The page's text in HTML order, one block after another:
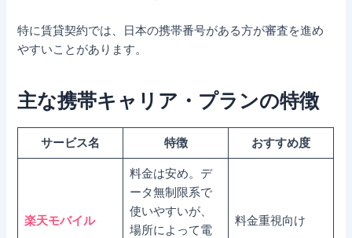
特に賃貸契約では、日本の携帯番号がある方が審査を進め
やすいことがあります。
主な携帯キャリア・プランの特徴
サービス名 特徴 おすすめ度
楽天モバイル
料金は安め。デ
ータ無制限系で
使いやすいが、
場所によって電
料金重視向け